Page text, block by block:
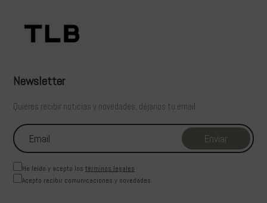
Newsletter
Quieres recibir noticias y novedades, déjanos tu email.
He leído y acepto los términos legales
Acepto recibir comunicaciones y novedades